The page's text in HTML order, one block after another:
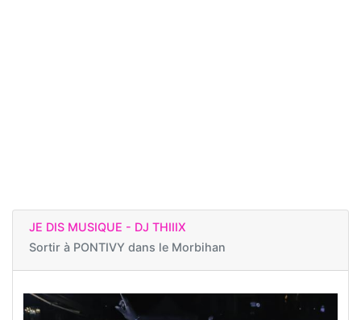
JE DIS MUSIQUE - DJ THIIIX
Sortir à PONTIVY dans le Morbihan